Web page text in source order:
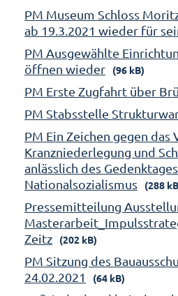
PM Museum Schloss
ab 19.3.2021 wieder für
PM Ausgewählte
öffnen wieder
(96 kB)
PM Erste Zugfahrt über
PM Stabsstelle
PM Ein Zeichen gegen das
Kranzniederlegung und
anlässlich des
Nationalsozialismus
(288
Pressemitteilung
Zeitz
(202 kB)
PM Sitzung des
24.02.2021
(64 kB)